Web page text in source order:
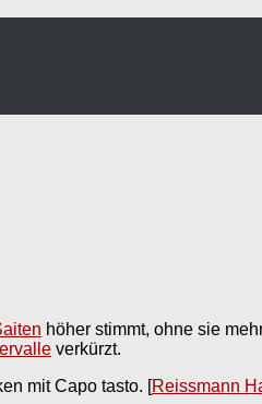
höher stimmt, ohne sie
verkürzt.
mit Capo tasto. [Reissmann